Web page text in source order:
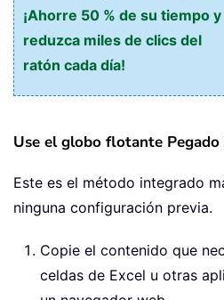
¡Ahorre 50 % de su tiempo y
reduzca miles de clics del
ratón cada día!
Use el globo flotante Pegado
Este es el método integrado
ninguna configuración previa.
Copie el contenido que
celdas de Excel u otras